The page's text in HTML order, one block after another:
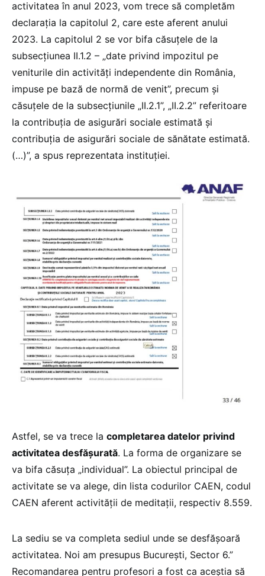
activitatea în anul 2023, vom trece să completăm
declarația la capitolul 2, care este aferent anului
2023. La capitolul 2 se vor bifa căsuțele de la
subsecțiunea II.1.2 – „date privind impozitul pe
veniturile din activități independente din România,
impuse pe bază de normă de venit”, precum și
căsuțele de la subsecțiunile „II.2.1”, „II.2.2” referitoare
la contribuția de asigurări sociale estimată și
contribuția de asigurări sociale de sănătate estimată.
(…)”, a spus reprezentata instituției.
Astfel, se va trece la completarea datelor privind
activitatea desfășurată. La forma de organizare se
va bifa căsuța „individual”. La obiectul principal de
activitate se va alege, din lista codurilor CAEN, codul
CAEN aferent activității de meditații, respectiv 8.559.
La sediu se va completa sediul unde se desfășoară
activitatea. Noi am presupus București, Sector 6.”
Recomandarea pentru profesori a fost ca aceștia să